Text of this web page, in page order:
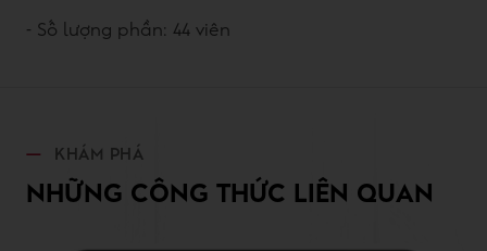
- Số lượng phần: 44 viên
KHÁM PHÁ
NHỮNG CÔNG THỨC LIÊN QUAN